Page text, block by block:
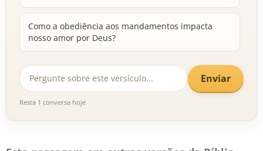
Como a obediência aos mandamentos impacta
nosso amor por Deus?
Enviar
Resta 1 conversa hoje